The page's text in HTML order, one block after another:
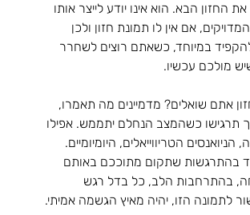
החזון הבא. הוא אינו יודע לייצר אותו
אם אין לו תמונת חזון ולכן
במיוחד, כשאתם רוצים לשחרר
מולכם עכשיו.
אתם שואלים? מדמיינים מה תאמרו,
תרגישו כשהמצב הנחלם יתממש. אפילו
הטריווייאלים, היומיומיים.
בהתרגשות שתקום מתוככם באותם
בהתרחבות הלב, כל בדל רגש
לתמונה הזו, יהיה מאיץ הגשמה אמיתי.